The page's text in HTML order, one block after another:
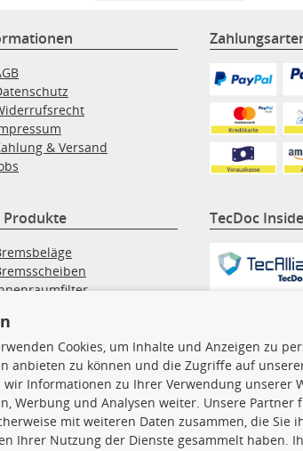
& Versand
Produkte TecDoc Inside
unterlassen,
gesamte
Zustimmung
vervielfältigen,
und/oder
Cookies, um Inhalte und Anzeigen zu
anbieten zu können und die Zugriffe auf
wir Informationen zu Ihrer Verwendung unserer
Werbung und Analysen weiter. Unsere
mit weiteren Daten zusammen, die Sie
Ihrer Nutzung der Dienste gesammelt haben.